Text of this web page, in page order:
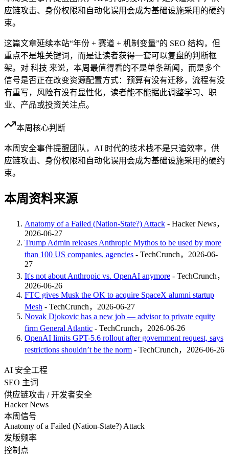
应链攻击、身份权限和自动化误用会成为基础设施采用的硬约
束。
这篇文章延续本站“年份 + 赛道 + 机制变量”的 SEO 结构，但
重点不是堆关键词，而是让读者获得一套可以复盘的判断框
架。对 科技 来说，本周最值得看的不是单条新闻，而是多个
信号是否正在改变资源配置方式：预算有没有迁移，流程有没
有重写，风险有没有显性化，读者能不能据此调整学习、职
业、产品或投资关注点。
本周核心判断
本周安全事件提醒团队，AI 时代的技术栈不是只追效率，供
应链攻击、身份权限和自动化误用会成为基础设施采用的硬约
束。
本周资料来源
Anatomy of a Failed (Nation-State?) Attack - Hacker News，
2026-06-27
Trump Admin releases Anthropic Mythos to be used by more
than 100 US companies, agencies - TechCrunch，2026-06-
27
It's not about Anthropic vs. OpenAI anymore - TechCrunch，
2026-06-26
FTC gives Musk the OK to acquire SpaceX alumni startup
Mesh - TechCrunch，2026-06-27
Novak Djokovic has a new job — advisor to private equity
firm General Atlantic - TechCrunch，2026-06-26
OpenAI limits GPT-5.6 rollout after government request, says
restrictions shouldn’t be the norm - TechCrunch，2026-06-26
AI 安全工程
SEO 主词
供应链攻击 / 开发者安全
Hacker News
本周信号
Anatomy of a Failed (Nation-State?) Attack
发版频率
控制点